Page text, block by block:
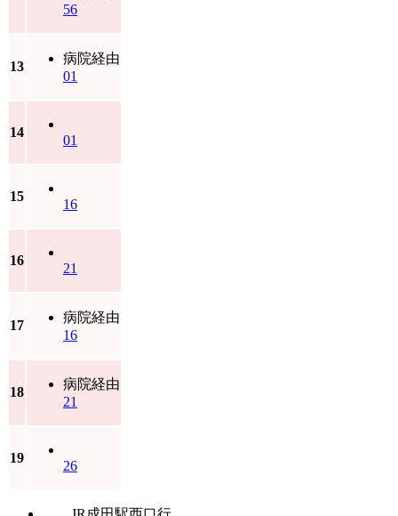
56
13
病院経由
01
14
01
15
16
16
21
17
病院経由
16
18
病院経由
21
19
26